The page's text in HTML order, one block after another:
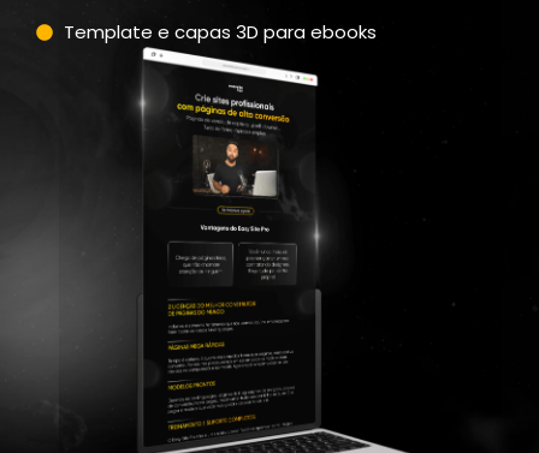
Template e capas 3D para ebooks